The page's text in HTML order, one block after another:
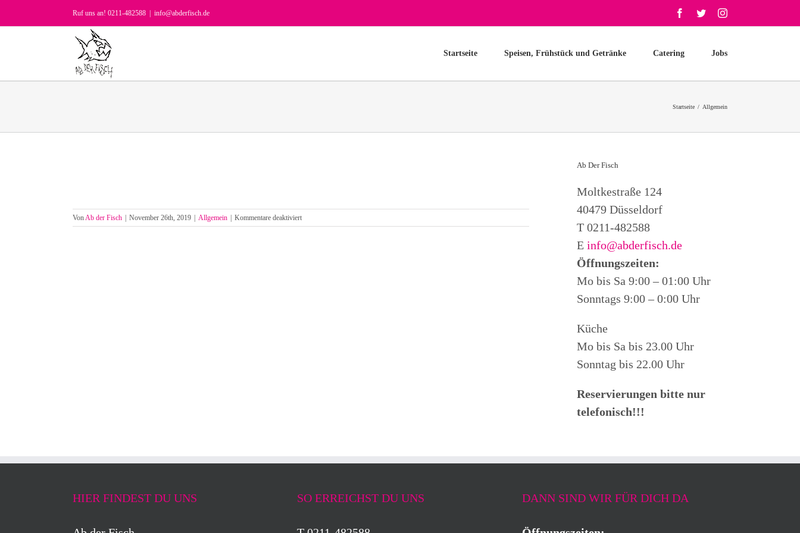
Inhalt
Ruf uns an! 0211-482588 info@abderfisch.de Facebook
TwitterInstagram
Startseite Speisen, Frühstück und Getränke Catering Jobs
Startseite / Allgemein
VonAb der Fisch November 26th, 2019 Allgemein Kommentare deaktiviertfür
Ab Der Fisch
Moltkestraße 124
40479 Düsseldorf
T 0211-482588
E info@abderfisch.de
Öffnungszeiten:
Mo bis Sa 9:00 – 01:00 Uhr
Sonntags 9:00 – 0:00 Uhr
Küche
Mo bis Sa bis 23.00 Uhr
Sonntag bis 22.00 Uhr
Reservierungen bitte nur
telefonisch!!!
HIER FINDEST DU UNS SO ERREICHST DU UNS DANN SIND WIR FÜR DICH DA